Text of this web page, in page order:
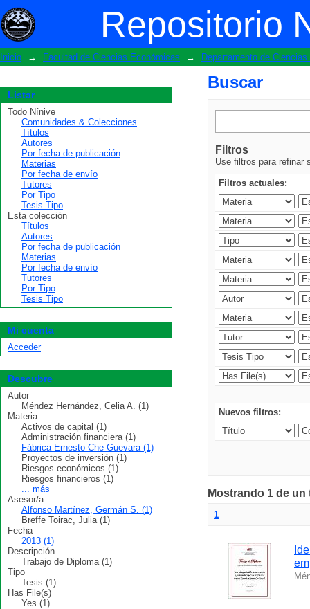
Repositorio
Buscar
Inicio → Facultad de Ciencias Económicas → Departamento de
Buscar
Filtros
Use filtros para refinar
Filtros actuales:
Nuevos filtros:
Mostrando 1 de
1
Listar
Todo Nínive
Comunidades & Colecciones
Títulos
Autores
Por fecha de publicación
Materias
Por fecha de envío
Tutores
Por Tipo
Tesis Tipo
Esta colección
Títulos
Autores
Por fecha de publicación
Materias
Por fecha de envío
Tutores
Por Tipo
Tesis Tipo
Mi cuenta
Acceder
Descubre
Autor
Méndez Hernández, Celia A. (1)
Materia
Activos de capital (1)
Administración financiera (1)
Fábrica Ernesto Che Guevara (1)
Proyectos de inversión (1)
Riesgos económicos (1)
Riesgos financieros (1)
... más
Asesor/a
Alfonso Martínez, Germán S. (1)
Breffe Toirac, Julia (1)
Fecha
2013 (1)
Descripción
Trabajo de Diploma (1)
Tipo
Tesis (1)
Has File(s)
Yes (1)